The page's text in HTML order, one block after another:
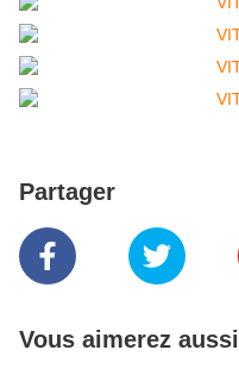
Partager
Vous aimerez aussi